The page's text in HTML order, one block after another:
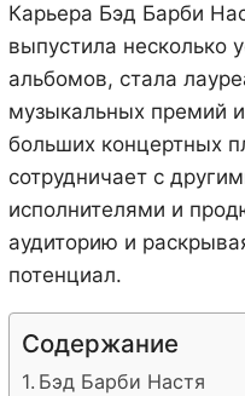
Карьера Бэд Барби
выпустила несколько
альбомов, стала
музыкальных премий
больших концертных
сотрудничает с
исполнителями и
аудиторию и
потенциал.
Содержание
Бэд Барби Настя